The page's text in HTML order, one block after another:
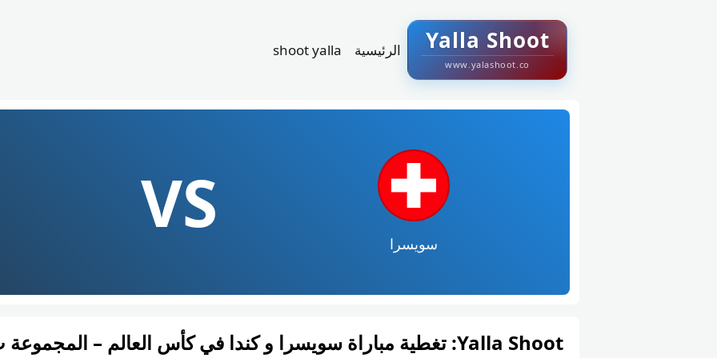
Yalla Shoot
www.yalashoot.co
الرئيسية shoot yalla
سويسرا VS
Yalla Shoot: تغطية مباراة سويسرا و كندا في كأس العالم – المجموعة ب